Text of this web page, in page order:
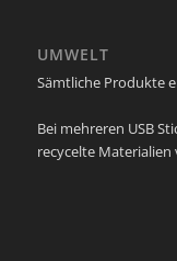
UMWELT
Sämtliche Produkte
Bei mehreren USB
recycelte Materialien